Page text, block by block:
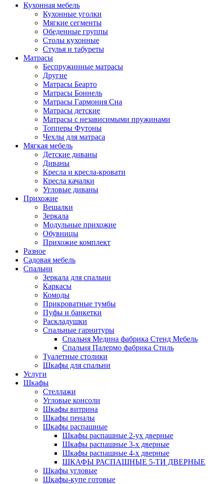
Кухонная мебель
Кухонные уголки
Мягкие сегменты
Обеденные группы
Столы кухонные
Стулья и табуреты
Матрасы
Беспружинные матрасы
Другие
Матрасы Беарто
Матрасы Боннель
Матрасы Гармония Сна
Матрасы детские
Матрасы с независимыми пружинами
Топперы Футоны
Чехлы для матраса
Мягкая мебель
Детские диваны
Диваны
Кресла и кресла-кровати
Кресла качалки
Угловые диваны
Прихожие
Вешалки
Зеркала
Модульные прихожие
Обувницы
Прихожие комплект
Разное
Садовая мебель
Спальни
Зеркала для спальни
Каркасы
Комоды
Прикроватные тумбы
Пуфы и банкетки
Раскладушки
Спальные гарнитуры
Спальня Медина фабрика Стенд Мебель
Спальня Палермо фабрика Стиль
Туалетные столики
Шкафы для спальни
Услуги
Шкафы
Стеллажи
Угловые консоли
Шкафы витрина
Шкафы пеналы
Шкафы распашные
Шкафы распашные 2-ух дверные
Шкафы распашные 3-х дверные
Шкафы распашные 4-х дверные
ШКАФЫ РАСПАШНЫЕ 5-ТИ ДВЕРНЫЕ
Шкафы угловые
Шкафы-купе готовые